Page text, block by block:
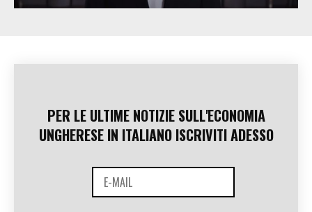
PER LE ULTIME NOTIZIE SULL'ECONOMIA
UNGHERESE IN ITALIANO ISCRIVITI ADESSO